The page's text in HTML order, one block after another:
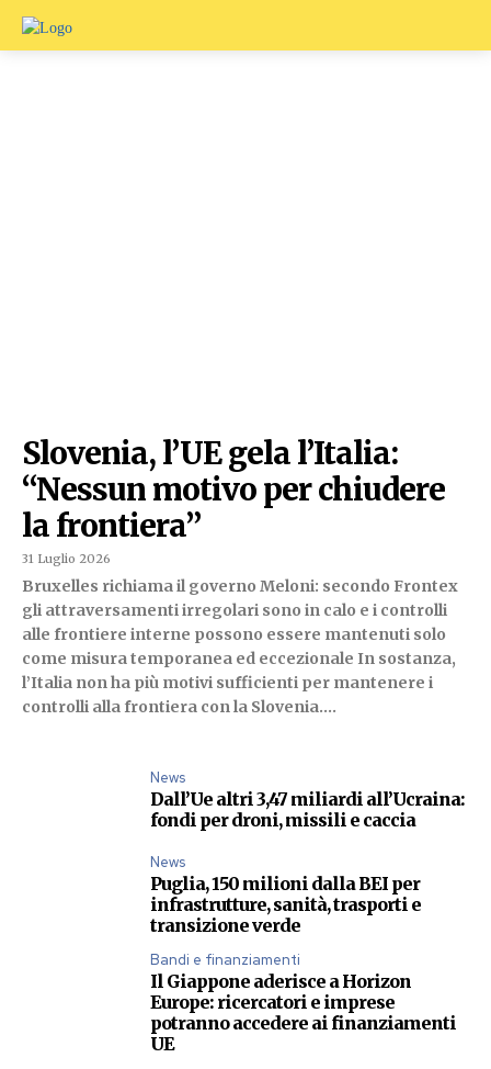
Slovenia, l’UE gela l’Italia:
“Nessun motivo per chiudere
la frontiera”
31 Luglio 2026
Bruxelles richiama il governo Meloni: secondo Frontex
gli attraversamenti irregolari sono in calo e i controlli
alle frontiere interne possono essere mantenuti solo
come misura temporanea ed eccezionale In sostanza,
l’Italia non ha più motivi sufficienti per mantenere i
controlli alla frontiera con la Slovenia....
News
Dall’Ue altri 3,47 miliardi all’Ucraina:
fondi per droni, missili e caccia
News
Puglia, 150 milioni dalla BEI per
infrastrutture, sanità, trasporti e
transizione verde
Bandi e finanziamenti
Il Giappone aderisce a Horizon
Europe: ricercatori e imprese
potranno accedere ai finanziamenti
UE